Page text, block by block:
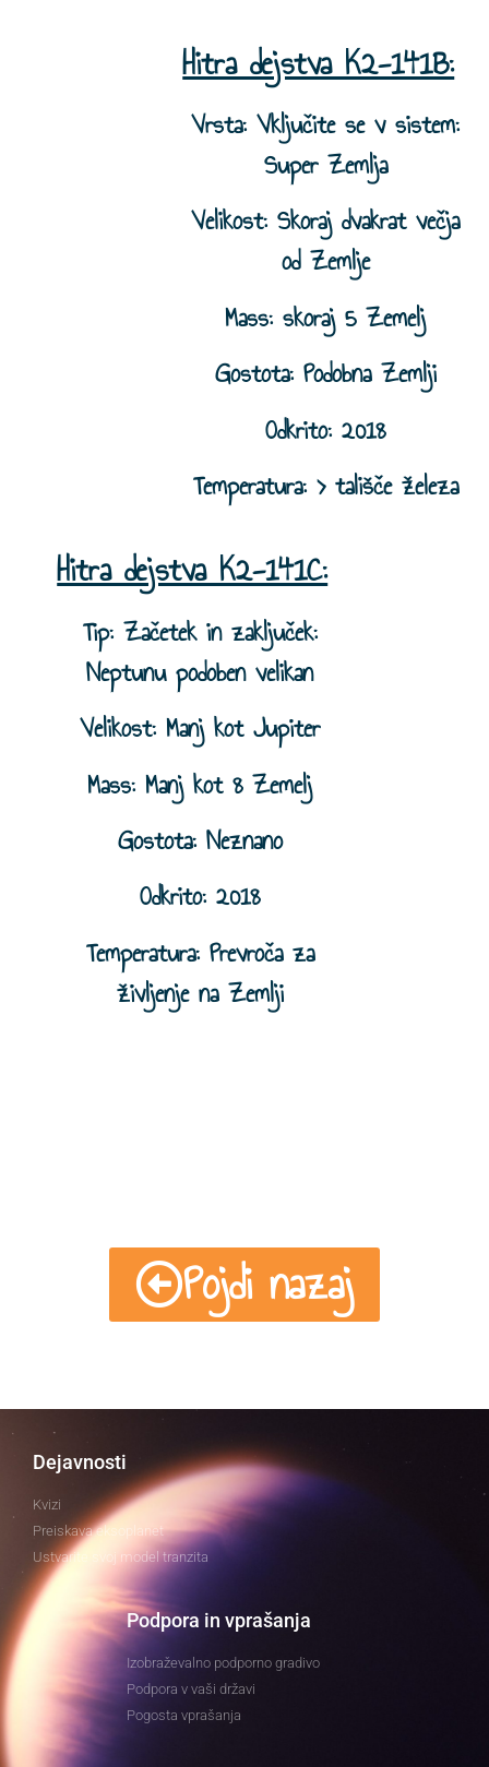
Hitra dejstva K2-141B:
Vrsta: Vključite se v sistem:
Super Zemlja
Velikost: Skoraj dvakrat večja
od Zemlje
Mass: skoraj 5 Zemelj
Gostota: Podobna Zemlji
Odkrito: 2018
Temperatura: > tališče železa
Hitra dejstva K2-141C:
Tip: Začetek in zaključek:
Neptunu podoben velikan
Velikost: Manj kot Jupiter
Mass: Manj kot 8 Zemelj
Gostota: Neznano
Odkrito: 2018
Temperatura: Prevroča za
življenje na Zemlji
Pojdi nazaj
Dejavnosti
Kvizi
Preiskava eksoplanet
Ustvarite svoj model tranzita
Podpora in vprašanja
Izobraževalno podporno gradivo
Podpora v vaši državi
Pogosta vprašanja